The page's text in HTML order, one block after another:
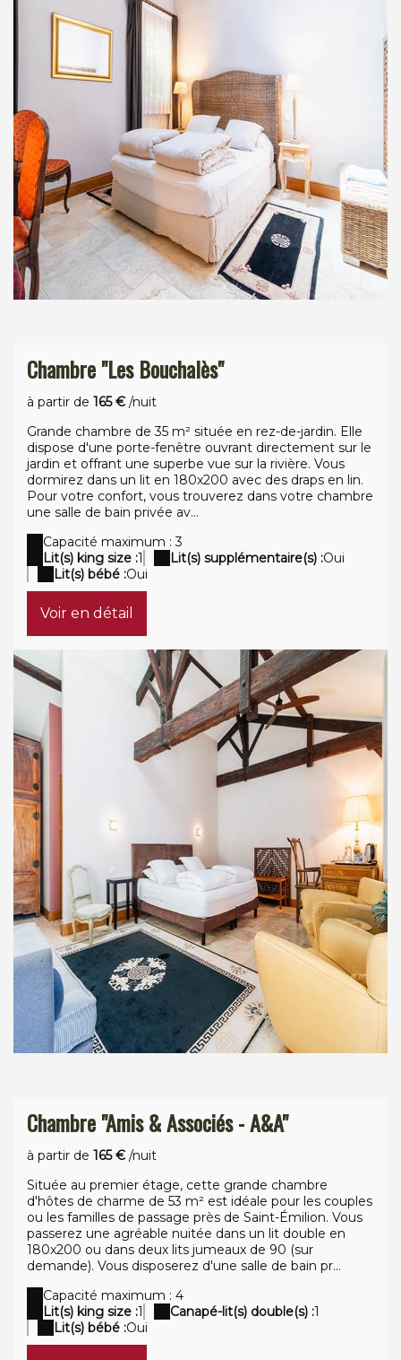
Chambre "Les Bouchalès"
à partir de 165 € /nuit
Grande chambre de 35 m² située en rez-de-jardin. Elle
dispose d'une porte-fenêtre ouvrant directement sur le
jardin et offrant une superbe vue sur la rivière. Vous
dormirez dans un lit en 180x200 avec des draps en lin.
Pour votre confort, vous trouverez dans votre chambre
une salle de bain privée av...
Capacité maximum : 3
Lit(s) king size :1 Lit(s) supplémentaire(s) :Oui
Lit(s) bébé :Oui
Voir en détail
Chambre "Amis & Associés - A&A"
à partir de 165 € /nuit
Située au premier étage, cette grande chambre
d'hôtes de charme de 53 m² est idéale pour les couples
ou les familles de passage près de Saint-Émilion. Vous
passerez une agréable nuitée dans un lit double en
180x200 ou dans deux lits jumeaux de 90 (sur
demande). Vous disposerez d'une salle de bain pr...
Capacité maximum : 4
Lit(s) king size :1 Canapé-lit(s) double(s) :1
Lit(s) bébé :Oui